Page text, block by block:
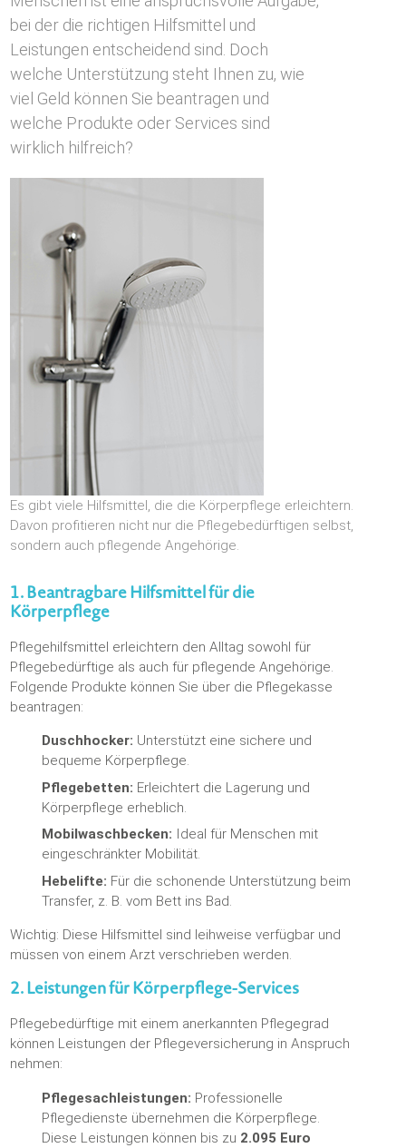
bei der die richtigen Hilfsmittel und
Leistungen entscheidend sind. Doch
welche Unterstützung steht Ihnen zu, wie
viel Geld können Sie beantragen und
welche Produkte oder Services sind
wirklich hilfreich?
Es gibt viele Hilfsmittel, die die Körperpflege erleichtern.
Davon profitieren nicht nur die Pflegebedürftigen selbst,
sondern auch pflegende Angehörige.
1. Beantragbare Hilfsmittel für die
Körperpflege
Pflegehilfsmittel erleichtern den Alltag sowohl für
Pflegebedürftige als auch für pflegende Angehörige.
Folgende Produkte können Sie über die Pflegekasse
beantragen:
Duschhocker: Unterstützt eine sichere und
bequeme Körperpflege.
Pflegebetten: Erleichtert die Lagerung und
Körperpflege erheblich.
Mobilwaschbecken: Ideal für Menschen mit
eingeschränkter Mobilität.
Hebelifte: Für die schonende Unterstützung beim
Transfer, z. B. vom Bett ins Bad.
Wichtig: Diese Hilfsmittel sind leihweise verfügbar und
müssen von einem Arzt verschrieben werden.
2. Leistungen für Körperpflege-Services
Pflegebedürftige mit einem anerkannten Pflegegrad
können Leistungen der Pflegeversicherung in Anspruch
nehmen:
Pflegesachleistungen: Professionelle
Pflegedienste übernehmen die Körperpflege.
Diese Leistungen können bis zu 2.095 Euro